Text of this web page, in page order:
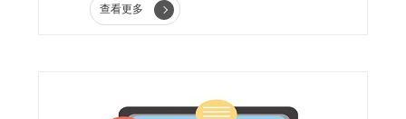
查看更多